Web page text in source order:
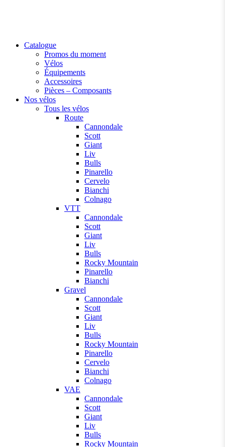
Catalogue
Promos du moment
Vélos
Équipements
Accessoires
Pièces – Composants
Nos vélos
Tous les vélos
Route
Cannondale
Scott
Giant
Liv
Bulls
Pinarello
Cervelo
Bianchi
Colnago
VTT
Cannondale
Scott
Giant
Liv
Bulls
Rocky Mountain
Pinarello
Bianchi
Gravel
Cannondale
Scott
Giant
Liv
Bulls
Rocky Mountain
Pinarello
Cervelo
Bianchi
Colnago
VAE
Cannondale
Scott
Giant
Liv
Bulls
Rocky Mountain